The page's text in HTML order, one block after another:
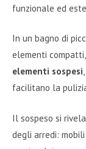
funzionale ed
In un bagno di
elementi
elementi sospesi
facilitano la
Il sospeso si
degli arredi: